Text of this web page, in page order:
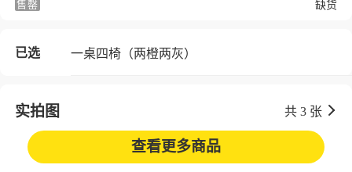
售罄 缺货
已选 一桌四椅（两橙两灰）
实拍图 共 3 张
查看更多商品